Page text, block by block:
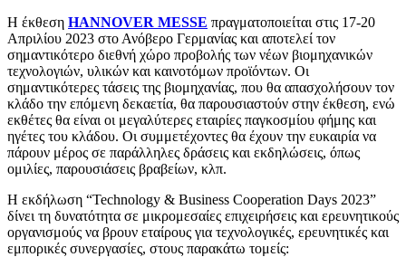
Η έκθεση HANNOVER MESSE πραγματοποιείται στις 17-20
Απριλίου 2023 στο Ανόβερο Γερμανίας και αποτελεί τον
σημαντικότερο διεθνή χώρο προβολής των νέων βιομηχανικών
τεχνολογιών, υλικών και καινοτόμων προϊόντων. Οι
σημαντικότερες τάσεις της βιομηχανίας, που θα απασχολήσουν τον
κλάδο την επόμενη δεκαετία, θα παρουσιαστούν στην έκθεση, ενώ
εκθέτες θα είναι οι μεγαλύτερες εταιρίες παγκοσμίου φήμης και
ηγέτες του κλάδου. Οι συμμετέχοντες θα έχουν την ευκαιρία να
πάρουν μέρος σε παράλληλες δράσεις και εκδηλώσεις, όπως
ομιλίες, παρουσιάσεις βραβείων, κλπ.
Η εκδήλωση “Technology & Business Cooperation Days 2023”
δίνει τη δυνατότητα σε μικρομεσαίες επιχειρήσεις και ερευνητικούς
οργανισμούς να βρουν εταίρους για τεχνολογικές, ερευνητικές και
εμπορικές συνεργασίες, στους παρακάτω τομείς: